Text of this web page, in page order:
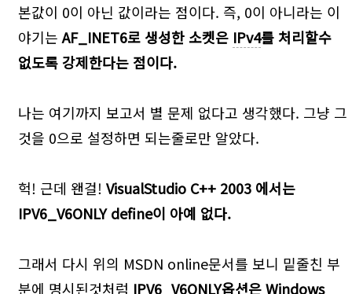
본값이 0이 아닌 값이라는 점이다. 즉, 0이 아니라는 이
야기는 AF_INET6로 생성한 소켓은 IPv4를 처리할수
없도록 강제한다는 점이다.
나는 여기까지 보고서 별 문제 없다고 생각했다. 그냥 그
것을 0으로 설정하면 되는줄로만 알았다.
헉! 근데 왠걸! VisualStudio C++ 2003 에서는
IPV6_V6ONLY define이 아예 없다.
그래서 다시 위의 MSDN online문서를 보니 밑줄친 부
분에 명시된것처럼 IPV6_V6ONLY옵션은 Windows